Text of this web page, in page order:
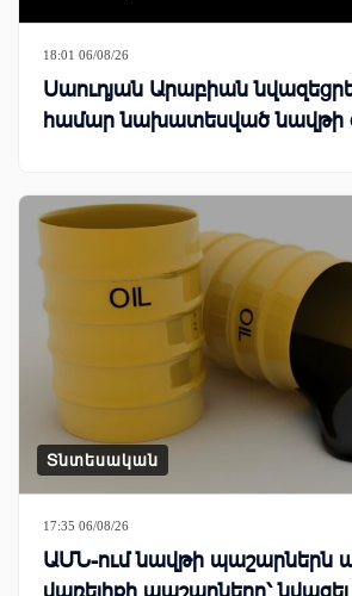
18:01 06/08/26
Սաուդյան Արաբիան
համար նախատեսված նավթի
Տնտեսական
17:35 06/08/26
ԱՄՆ-ում նավթի պաշարներն
վառելիքի պաշարները՝ նվազել